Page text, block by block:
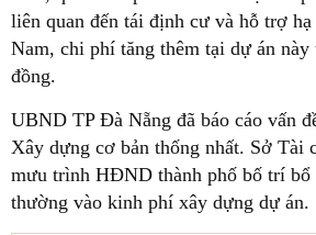
liên quan đến tái định cư và hỗ trợ hạ
Nam, chi phí tăng thêm tại dự án
đồng.
UBND TP Đà Nẵng đã báo cáo vấn
Xây dựng cơ bản thống nhất. Sở Tài
mưu trình HĐND thành phố bố trí bổ
thường vào kinh phí xây dựng dự án.